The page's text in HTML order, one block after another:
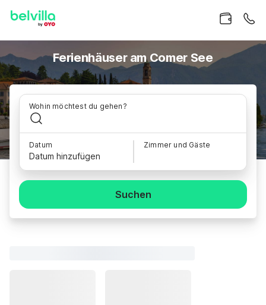
Ferienhäuser am Comer See
Wohin möchtest du gehen?
Datum
Datum hinzufügen
Zimmer und Gäste
Suchen